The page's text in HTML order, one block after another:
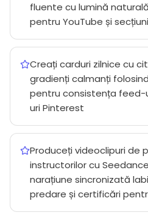
fluente cu lumină
pentru YouTube și
Creați carduri zilnice cu
gradienți calmanți folosind
pentru consistența feed-
uri Pinterest
Produceți videoclipuri de
instructorilor cu Seedance
narațiune sincronizată
predare și certificări